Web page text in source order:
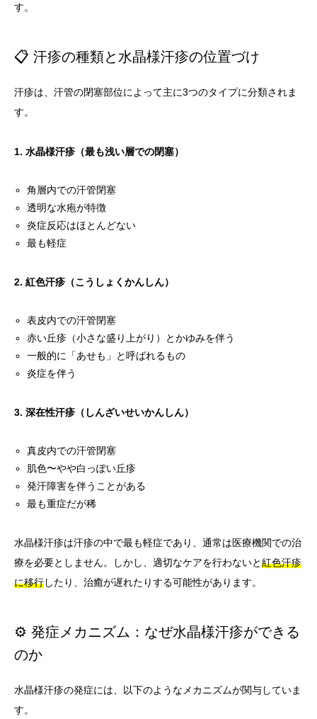
す。
📋 汗疹の種類と水晶様汗疹の位置づけ
汗疹は、汗管の閉塞部位によって主に3つのタイプに分類されま
す。
1. 水晶様汗疹（最も浅い層での閉塞）
角層内での汗管閉塞
透明な水疱が特徴
炎症反応はほとんどない
最も軽症
2. 紅色汗疹（こうしょくかんしん）
表皮内での汗管閉塞
赤い丘疹（小さな盛り上がり）とかゆみを伴う
一般的に「あせも」と呼ばれるもの
炎症を伴う
3. 深在性汗疹（しんざいせいかんしん）
真皮内での汗管閉塞
肌色〜やや白っぽい丘疹
発汗障害を伴うことがある
最も重症だが稀
水晶様汗疹は汗疹の中で最も軽症であり、通常は医療機関での治
療を必要としません。しかし、適切なケアを行わないと紅色汗疹
に移行したり、治癒が遅れたりする可能性があります。
⚙️ 発症メカニズム：なぜ水晶様汗疹ができる
のか
水晶様汗疹の発症には、以下のようなメカニズムが関与していま
す。